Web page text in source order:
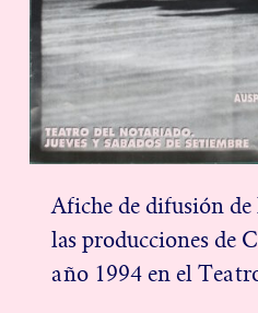
Afiche de difusión de
las producciones de
año 1994 en el